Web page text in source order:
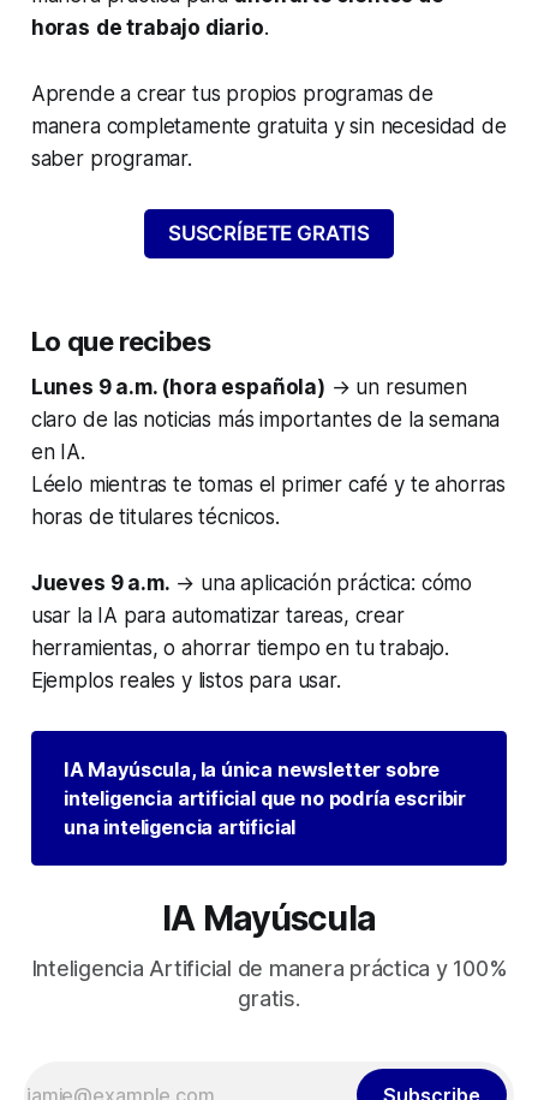
horas de trabajo diario.
Aprende a crear tus propios programas de
manera completamente gratuita y sin necesidad de
saber programar.
SUSCRÍBETE GRATIS
Lo que recibes
Lunes 9 a.m. (hora española) → un resumen
claro de las noticias más importantes de la semana
en IA.
Léelo mientras te tomas el primer café y te ahorras
horas de titulares técnicos.
Jueves 9 a.m. → una aplicación práctica: cómo
usar la IA para automatizar tareas, crear
herramientas, o ahorrar tiempo en tu trabajo.
Ejemplos reales y listos para usar.
IA Mayúscula, la única newsletter sobre
inteligencia artificial que no podría escribir
una inteligencia artificial
IA Mayúscula
Inteligencia Artificial de manera práctica y 100%
gratis.